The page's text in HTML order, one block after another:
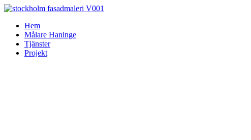
Skip
contentHem
Målare Haninge
Tjänster
Projekt